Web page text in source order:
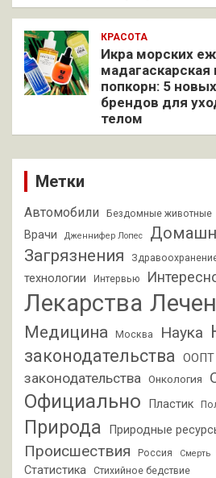
КРАСОТА
Икра морских
мадагаскарская
попкорн: 5
брендов для
телом
Метки
Автомобили Бездомные животные
Врачи Дженнифер Лопес
Загрязнения
технологии
Интервью
Лекарства
Медицина Москва Наука
законодательства
ООПТ
законодательства
Онкология
Официально Пластик
Природа Природные
Происшествия Россия Смерть
Статистика Стихийное бедствие